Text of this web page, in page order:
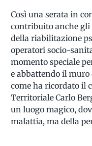
Così una serata in
contribuito anche gli
della riabilitazione
operatori socio-
momento speciale
e abbattendo il
come ha ricordato il
Territoriale Carlo
un luogo magico,
malattia, ma della